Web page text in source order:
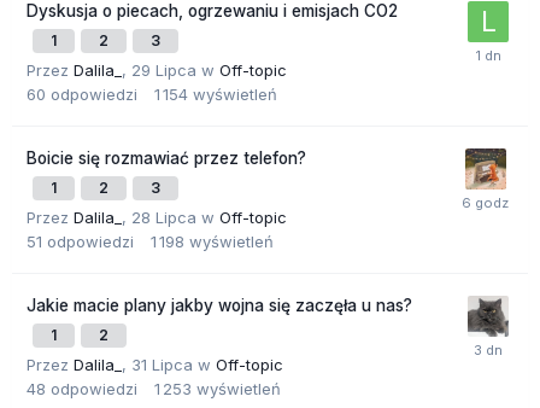
Dyskusja o piecach, ogrzewaniu i emisjach CO2
1 2 3
Przez Dalila_ , 29 Lipca w Off-topic
60 odpowiedzi 1 154 wyświetleń
Boicie się rozmawiać przez telefon?
1 2 3
Przez Dalila_ , 28 Lipca w Off-topic
51 odpowiedzi 1 198 wyświetleń
Jakie macie plany jakby wojna się zaczęła u nas?
1 2
Przez Dalila_ , 31 Lipca w Off-topic
48 odpowiedzi 1 253 wyświetleń